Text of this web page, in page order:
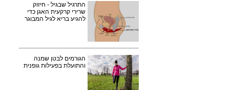
התרגיל שבגיל - חיזוק
שרירי קרקעית האגן כדי
להגיע בריא לגיל המבוגר
הגורמים לבטן שמנה
והתועלת בפעילות גופנית